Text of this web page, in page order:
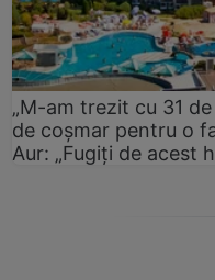
„M-am trezit cu 31
de coșmar pentru o
Aur: „Fugiți de acest